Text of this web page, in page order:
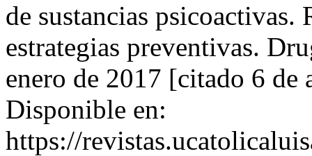
de sustancias
estrategias preventivas.
enero de 2017 [citado 6
Disponible en:
https://